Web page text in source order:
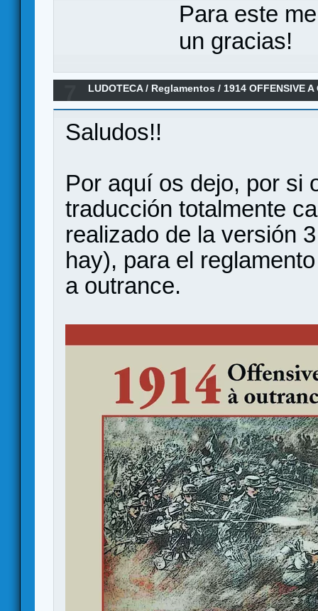
Para este
un gracias!
LUDOTECA/ Reglamentos /1914 OFFENSIVE
Traducción reglamento 3.0 al español
Saludos!!
Por aquí os dejo, por si
traducción totalmente
realizado de la versión
hay), para el
a outrance.